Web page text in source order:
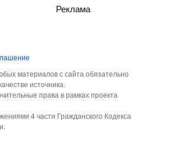
Реклама
материалов с сайта обязательно
источника.
права в рамках проекта
4 части Гражданского Кодекса